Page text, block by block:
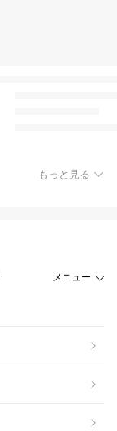
もっと見る
メニュー